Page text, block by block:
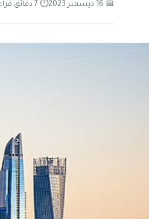
📅 16 ديسمبر 2023 ⏱ 7 دقائق قراءة